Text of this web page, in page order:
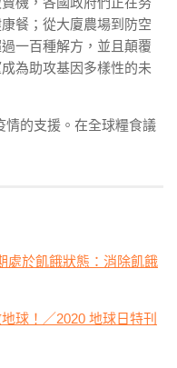
餐；從大廈農場到防空
一百種解方，並且顛覆
為助攻基因多樣性的未
情的支援。在全球糧食議
處於飢餓狀態：消除飢餓
球！／2020 地球日特刊